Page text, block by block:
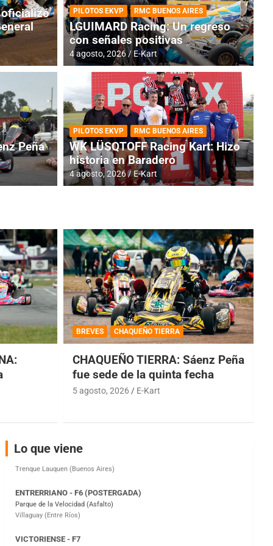
Horarios para la
oficializó
Peña
PILOTOS EKVP RMC BUENOS AIRES
LGUIMARD Racing: Un regreso
con señales positivas
4 agosto, 2026 E-Kart
PILOTOS EKVP RMC BUENOS AIRES
WK LÜSQTOFF Racing Kart: Hizo
historia en Baradero
4 agosto, 2026 E-Kart
BREVES CHAQUEÑO TIERRA
CHAQUEÑO TIERRA: Sáenz Peña
fue sede de la quinta fecha
5 agosto, 2026 E-Kart
Lo que viene
COBERTURA ESPECIAL DE E-KART.COM.AR
08/09-AGO
Ramiro Tot (Asfalto)
Baradero (Buenos Aires)
Parque de la Velocidad (Asfalto)
Victoria (Entre Ríos)